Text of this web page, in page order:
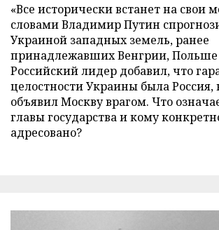
«Все исторически встанет на свои
словами Владимир Путин
Украиной западных земель, ранее
принадлежавших Венгрии,
Российский лидер добавил, что
целостности Украины была Россия,
объявил Москву врагом. Что
главы государства и кому
адресовано?